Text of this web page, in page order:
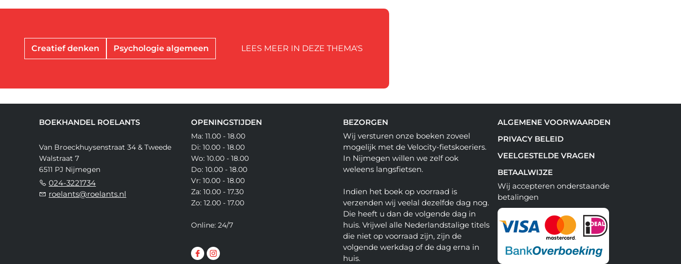
Creatief denken Psychologie algemeen LEES MEER IN DEZE THEMA'S
BOEKHANDEL ROELANTS
Van Broeckhuysenstraat 34 & Tweede
Walstraat 7
6511 PJ Nijmegen
024-3221734
roelants@roelants.nl
OPENINGSTIJDEN
Ma: 11.00 - 18.00
Di: 10.00 - 18.00
Wo: 10.00 - 18.00
Do: 10.00 - 18.00
Vr: 10.00 - 18.00
Za: 10.00 - 17.30
Zo: 12.00 - 17.00
Online: 24/7
BEZORGEN
Wij versturen onze boeken zoveel
mogelijk met de Velocity-fietskoeriers.
In Nijmegen willen we zelf ook
weleens langsfietsen.
Indien het boek op voorraad is
verzenden wij veelal dezelfde dag nog.
Die heeft u dan de volgende dag in
huis. Vrijwel alle Nederlandstalige titels
die niet op voorraad zijn, zijn de
volgende werkdag of de dag erna in
huis.
ALGEMENE VOORWAARDEN
PRIVACY BELEID
VEELGESTELDE VRAGEN
BETAALWIJZE
Wij accepteren onderstaande
betalingen